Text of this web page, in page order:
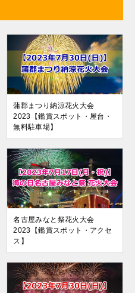
蒲郡まつり納涼花火大会
2023【鑑賞スポット・屋台・
無料駐車場】
名古屋みなと祭花火大会
2023【鑑賞スポット・アクセ
ス】